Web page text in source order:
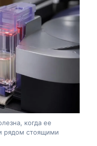
когда ее
рядом стоящими